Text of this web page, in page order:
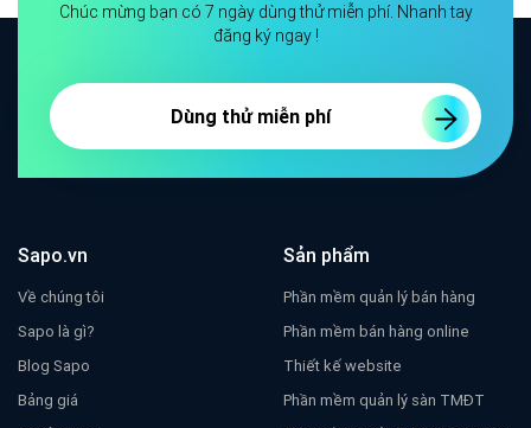
Chúc mừng bạn có 7 ngày dùng thử miễn phí. Nhanh tay
đăng ký ngay !
Dùng thử miễn phí
Sapo.vn
Về chúng tôi
Sapo là gì?
Blog Sapo
Bảng giá
Sản phẩm
Phần mềm quản lý bán hàng
Phần mềm bán hàng online
Thiết kế website
Phần mềm quản lý sàn TMĐT